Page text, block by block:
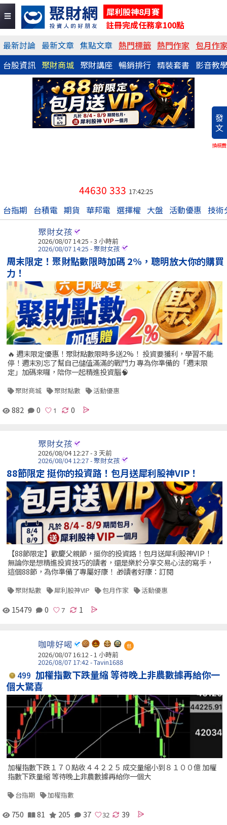
犀利股神8月賽
註冊完成任務拿100點
最新討論 最新文章 焦點文章 熱門標籤 熱門作家 包月作
台股資訊 聚財商城 聚財講座 暢銷排行 精裝套書 影音教
發
文
換稿費
44630 333 17:42:25
台指期 台積電 期貨 華邦電 選擇權 大盤 活動優惠 技術
聚財女孩
2026/08/07 14:25 -3 小時前
2026/08/07 14:25 - 聚財女孩
周末限定！聚財點數限時加碼 2%，聰明放大你的購買
力！
🔥 週末限定優惠！聚財點數限時多送2%！ 投資要獲利，學習不能
停！週末別忘了幫自己儲值滿滿的戰鬥力 專為你準備的「週末限
定」加碼來囉，陪你一起精進投資腦🧠
聚財商城 聚財點數 活動優惠
882 0 0
聚財女孩
2026/08/04 12:27 - 3 天前
2026/08/04 12:27 - 聚財女孩
88節限定 挺你的投資路！包月送犀利股神VIP！
【88節限定】歡慶父親節，挺你的投資路！包月送犀利股神VIP！
無論你是想精進投資技巧的讀者，還是樂於分享交易心法的寫手，
這個88節，為你準備了專屬好康！ 🎁讀者好康：訂閱
聚財點數 犀利股神VIP 包月作家 活動優惠
15479 0 1
咖啡好喝 包
2026/08/07 16:12 -1 小時前
2026/08/07 17:42 - Tavin1688
499 加權指數下跌量縮 等待晚上非農數據再給你一
個大驚喜
加權指數下跌１７０點收４４２２５ 成交量縮小到８１００億 加權
指數下跌量縮 等待晚上非農數據再給你一個大
台指期 加權指數
750 81 205 37 39